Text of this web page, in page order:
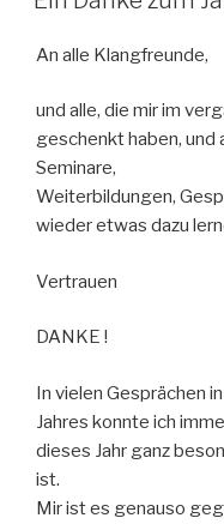
An alle Klangfreunde,
und alle, die mir im
geschenkt haben, und
Seminare,
Weiterbildungen,
wieder etwas dazu
Vertrauen
DANKE !
In vielen Gesprächen
Jahres konnte ich
dieses Jahr ganz
ist.
Mir ist es genauso